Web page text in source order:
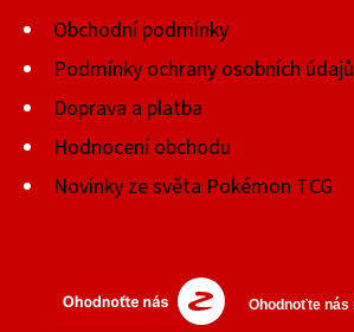
Obchodní podmínky
Podmínky ochrany osobních údajů
Doprava a platba
Hodnocení obchodu
Novinky ze světa Pokémon TCG